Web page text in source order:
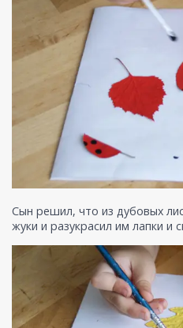
Сын решил, что из дубовых
жуки и разукрасил им лапки и